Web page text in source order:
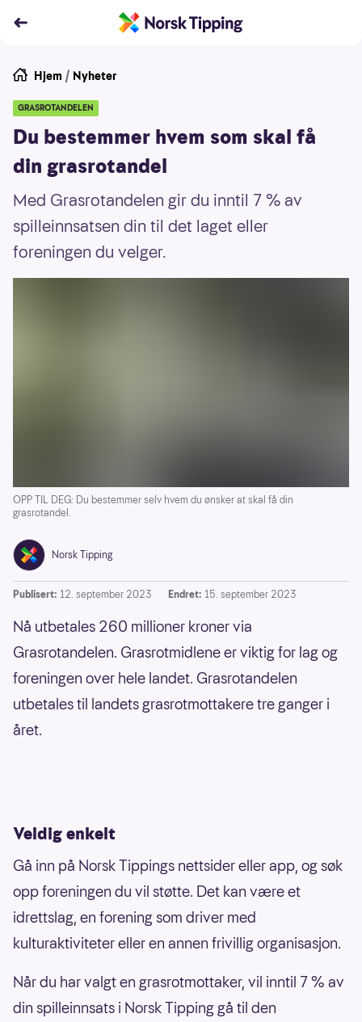
Hjem / Nyheter
GRASROTANDELEN
Du bestemmer hvem som skal få
din grasrotandel
Med Grasrotandelen gir du inntil 7 % av
spilleinnsatsen din til det laget eller
foreningen du velger.
OPP TIL DEG: Du bestemmer selv hvem du ønsker at skal få din
grasrotandel.
Norsk Tipping
Publisert: 12. september 2023 Endret: 15. september 2023
Nå utbetales 260 millioner kroner via
Grasrotandelen. Grasrotmidlene er viktig for lag og
foreningen over hele landet. Grasrotandelen
utbetales til landets grasrotmottakere tre ganger i
året.
Veldig enkelt
Gå inn på Norsk Tippings nettsider eller app, og søk
opp foreningen du vil støtte. Det kan være et
idrettslag, en forening som driver med
kulturaktiviteter eller en annen frivillig organisasjon.
Når du har valgt en grasrotmottaker, vil inntil 7 % av
din spilleinnsats i Norsk Tipping gå til den